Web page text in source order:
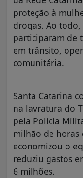
proteção à
drogas. Ao
participaram de
em trânsito,
comunitária.
Santa Catarina
na lavratura do
pela Polícia
milhão de horas
economizou o
reduziu gastos
6 milhões.